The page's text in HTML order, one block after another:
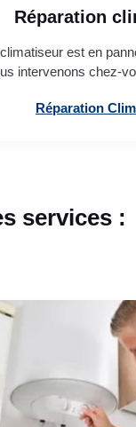
Réparation
est en
intervenons chez-
Réparation
services :